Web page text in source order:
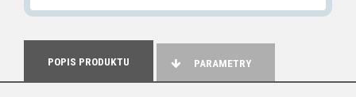
POPIS PRODUKTU PARAMETRY